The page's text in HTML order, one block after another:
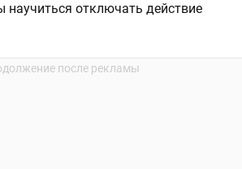
научиться отключать действие